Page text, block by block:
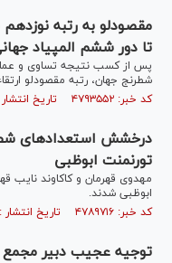
مقصودلو به رتبه
تا دور ششم المپیاد
پس از کسب نتیجه تساوی و
شطرنج جهان، رتبه مقصودلو
کد خبر: ۴۷۹۳۵۵۲ تاریخ انتشار : ۱۴۰۳/۰۶/۲۷
درخشش استعدادهای
تورنمنت ابوظبی
مهدوی قهرمان و کاکاوند نایب
ابوظبی شدند.
کد خبر: ۴۷۸۹۷۱۶ تاریخ انتشار : ۱۴۰۳/۰۶/۰۱
توجیه عجیب دبیر مجمع